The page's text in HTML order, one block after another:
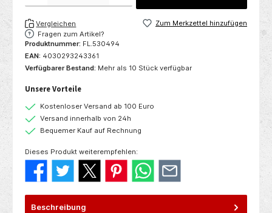
Vergleichen
Zum Merkzettel hinzufügen
Fragen zum Artikel?
Produktnummer: FL.530494
EAN: 4030293243361
Verfügbarer Bestand: Mehr als 10 Stück verfügbar
Unsere Vorteile
Kostenloser Versand ab 100 Euro
Versand innerhalb von 24h
Bequemer Kauf auf Rechnung
Dieses Produkt weiterempfehlen:
Beschreibung